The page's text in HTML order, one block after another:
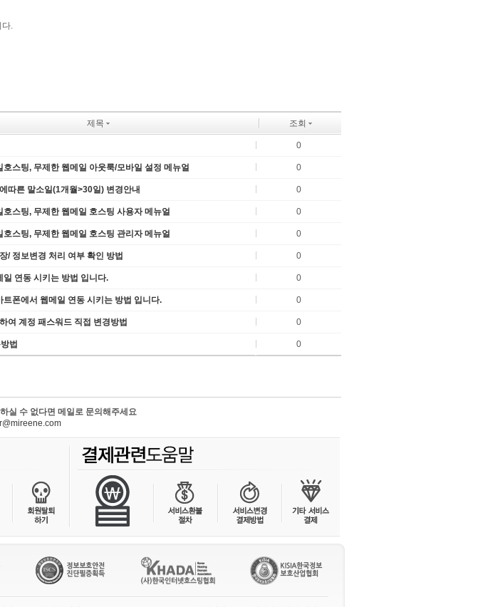
다.
제목 조회
0
호스팅, 무제한 웹메일 아웃룩/모바일 설정 메뉴얼 0
따른 말소일(1개월>30일) 변경안내 0
호스팅, 무제한 웹메일 호스팅 사용자 메뉴얼 0
호스팅, 무제한 웹메일 호스팅 관리자 메뉴얼 0
/ 정보변경 처리 여부 확인 방법 0
일 연동 시키는 방법 입니다. 0
트폰에서 웹메일 연동 시키는 방법 입니다. 0
여 계정 패스워드 직접 변경방법 0
법 0
실 수 없다면 메일로 문의해주세요